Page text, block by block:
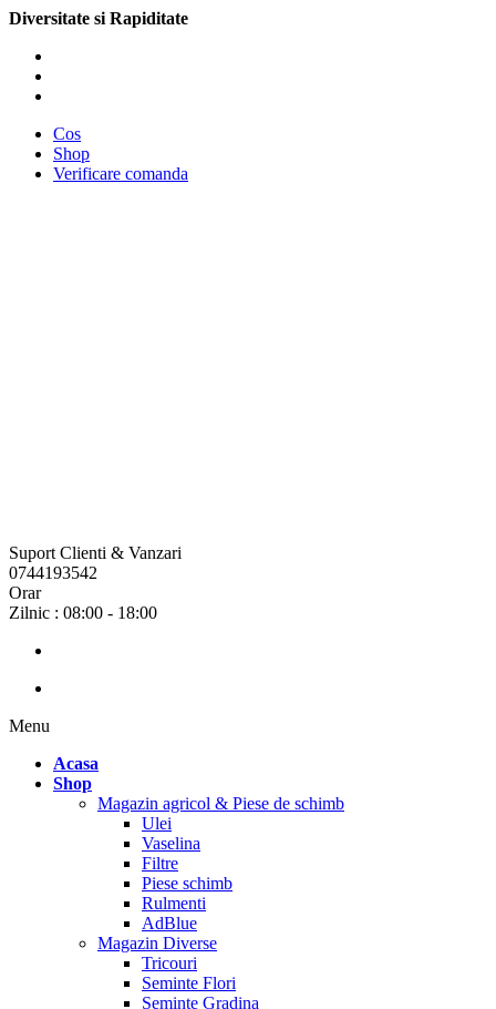
Diversitate si Rapiditate
Cos
Shop
Verificare comanda
Suport Clienti & Vanzari
0744193542
Orar
Zilnic : 08:00 - 18:00
Menu
Acasa
Shop
Magazin agricol & Piese de schimb
Ulei
Vaselina
Filtre
Piese schimb
Rulmenti
AdBlue
Magazin Diverse
Tricouri
Seminte Flori
Seminte Gradina